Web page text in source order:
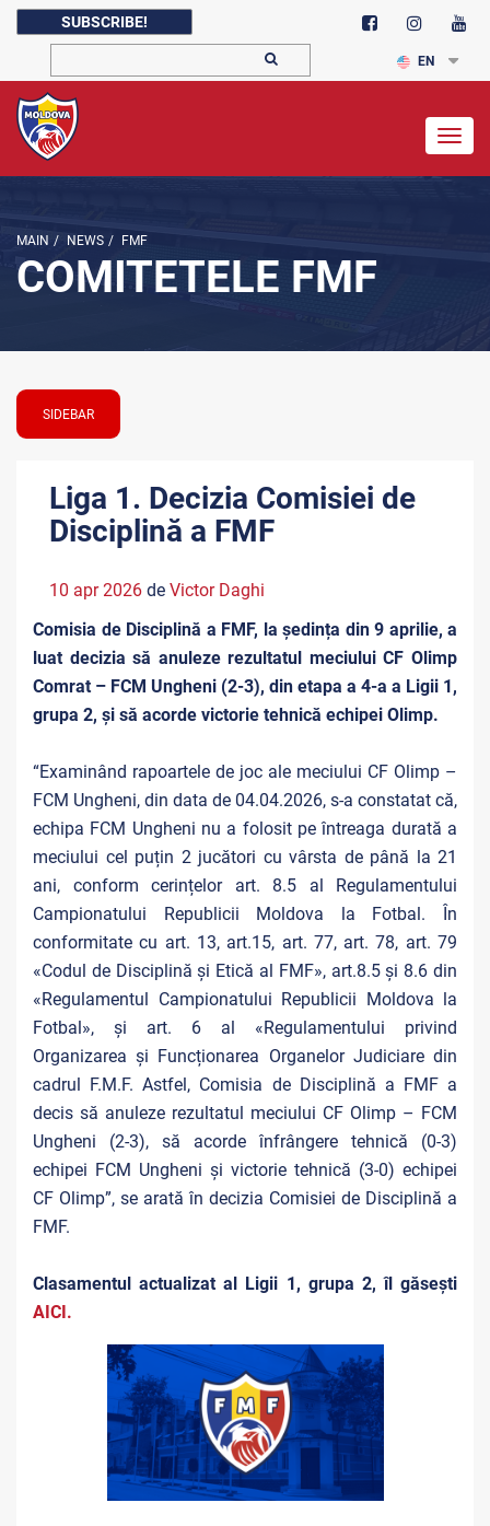
SUBSCRIBE!
EN
MAIN / NEWS / FMF
COMITETELE FMF
SIDEBAR
Liga 1. Decizia Comisiei de
Disciplină a FMF
10 apr 2026 de Victor Daghi
Comisia de Disciplină a FMF, la ședința din 9 aprilie, a
luat decizia să anuleze rezultatul meciului CF Olimp
Comrat – FCM Ungheni (2-3), din etapa a 4-a a Ligii 1,
grupa 2, și să acorde victorie tehnică echipei Olimp.
“Examinând rapoartele de joc ale meciului CF Olimp –
FCM Ungheni, din data de 04.04.2026, s-a constatat că,
echipa FCM Ungheni nu a folosit pe întreaga durată a
meciului cel puțin 2 jucători cu vârsta de până la 21
ani, conform cerințelor art. 8.5 al Regulamentului
Campionatului Republicii Moldova la Fotbal. În
conformitate cu art. 13, art.15, art. 77, art. 78, art. 79
«Codul de Disciplină și Etică al FMF», art.8.5 și 8.6 din
«Regulamentul Campionatului Republicii Moldova la
Fotbal», și art. 6 al «Regulamentului privind
Organizarea și Funcționarea Organelor Judiciare din
cadrul F.M.F. Astfel, Comisia de Disciplină a FMF a
decis să anuleze rezultatul meciului CF Olimp – FCM
Ungheni (2-3), să acorde înfrângere tehnică (0-3)
echipei FCM Ungheni și victorie tehnică (3-0) echipei
CF Olimp”, se arată în decizia Comisiei de Disciplină a
FMF.
Clasamentul actualizat al Ligii 1, grupa 2, îl găsești
AICI.